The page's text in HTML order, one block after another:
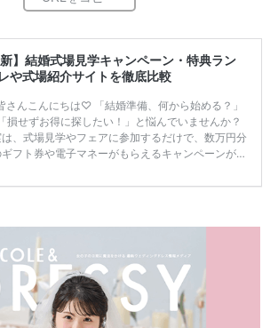
】結婚式場見学キャンペーン・特典ラン
や式場紹介サイトを徹底比較
さんこんにちは♡ 「結婚準備、何から始める？」
「損せずお得に探したい！」と悩んでいませんか？
、式場見学やフェアに参加するだけで、数万円分
フト券や電子マネーがもらえるキャンペーンがあ
め、比較せずに選ぶと損をしてしまうことも……。
容：特典金額・条件・応募方法・注意点 「どこが
お得？」「プラコレの特典は？」といった疑問も
決します。 まずは診断で候補を絞れる「ウェディ
ング診断」か、体験型 […]
続きを読む